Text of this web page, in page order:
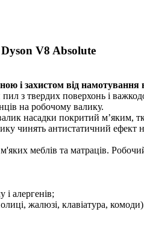
V8 Absolute
і захистом від намотування
з твердих поверхонь і
на робочому валику.
насадки покритий м’яким,
чинять антистатичний
меблів та матраців.
алергенів;
жалюзі, клавіатура,